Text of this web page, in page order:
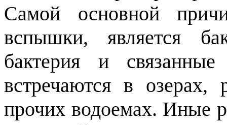
Самой основной
вспышки, является
бактерия и
встречаются в озерах,
прочих водоемах. Иные